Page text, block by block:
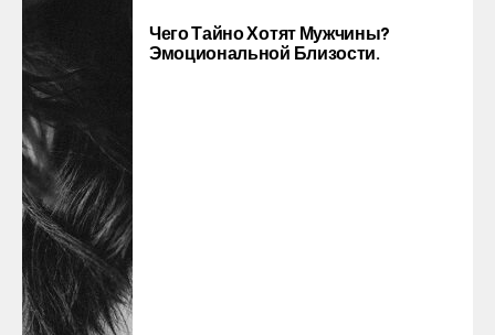
Чего Тайно Хотят Мужчины?
Эмоциональной Близости.